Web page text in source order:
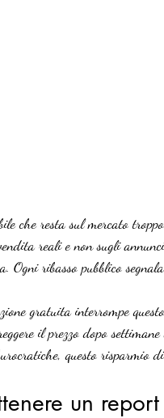
che resta sul mercato
reali e non sugli
Ogni ribasso pubblico
gratuita interrompe
il prezzo dopo
questo risparmio
un